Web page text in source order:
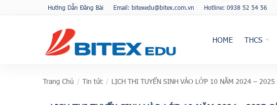
Hướng Dẫn Đăng Bài Email: bitexedu@bitex.com.vn Hotline: 0938 52 54 56
HOME THCS
Trang Chủ / Tin tức / LỊCH THI TUYỂN SINH VÀO LỚP 10 NĂM 2024 – 2025